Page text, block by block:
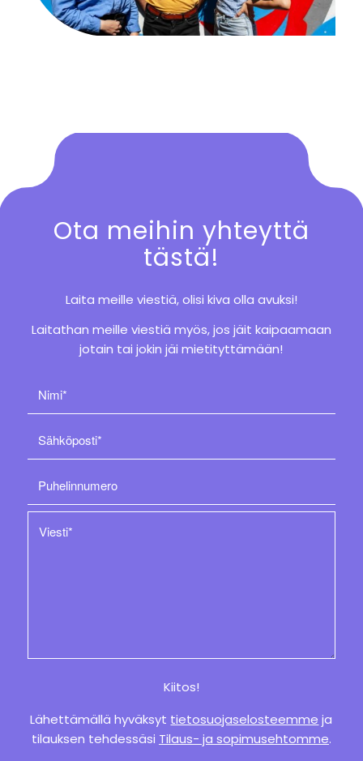
Ota meihin yhteyttä
tästä!
Laita meille viestiä, olisi kiva olla avuksi!
Laitathan meille viestiä myös, jos jäit kaipaamaan
jotain tai jokin jäi mietityttämään!
Kiitos!
Lähettämällä hyväksyt tietosuojaselosteemme ja
tilauksen tehdessäsi Tilaus- ja sopimusehtomme.